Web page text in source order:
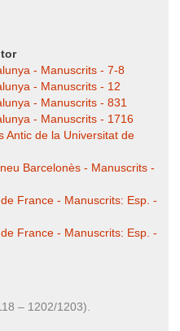
- Manuscrits - 7-8
- Manuscrits - 12
- Manuscrits - 831
- Manuscrits - 1716
Antic de la Universitat de
Barcelonès - Manuscrits -
France - Manuscrits: Esp. -
France - Manuscrits: Esp. -
– 1202/1203).